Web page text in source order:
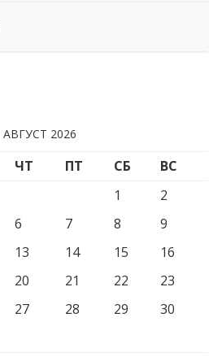
АВГУСТ 2026
ЧТ ПТ СБ
ВС
1
2
6 7 8
9
13 14 15
16
20 21 22
23
27 28 29
30